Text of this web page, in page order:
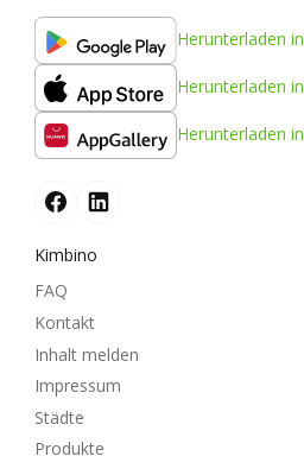
Herunterladen in
Herunterladen in
Herunterladen in
Kimbino
FAQ
Kontakt
Inhalt melden
Impressum
Städte
Produkte